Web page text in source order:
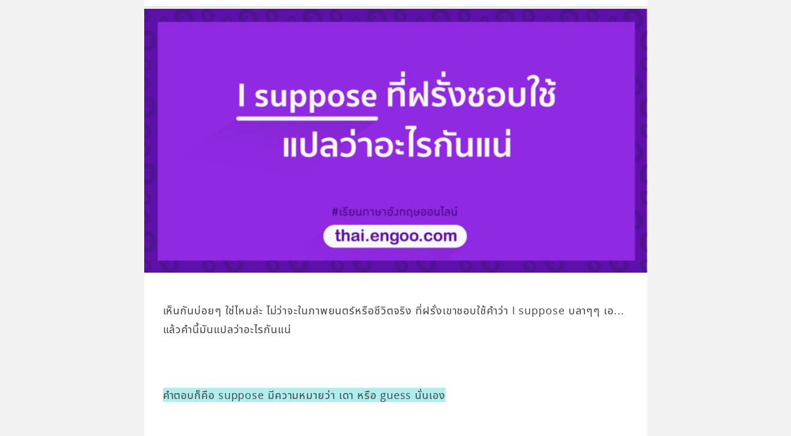
เห็นกันบ่อยๆ ใช่ไหมล่ะ ไม่ว่าจะในภาพยนตร์หรือชีวิตจริง ที่ฝรั่งเขาชอบใช้คำว่า I suppose บลาๆๆ เอ...
แล้วคำนี้มันแปลว่าอะไรกันแน่
คำตอบก็คือ suppose มีความหมายว่า เดา หรือ guess นั่นเอง